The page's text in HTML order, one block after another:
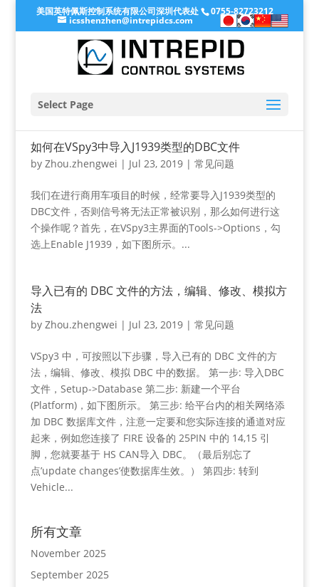
美国英特佩斯控制系统有限公司深圳代表处 0755-82723212
icsshenzhen@intrepidcs.com
Select Page
如何在VSpy3中导入J1939类型的DBC文件
by Zhou.zhengwei | Jul 23, 2019| 常见问题
我们在进行商用车项目的时候，经常要导入J1939类型的
DBC文件，否则信号将无法正常被识别，那么如何进行这
个操作呢？首先，在VSpy3主界面的Tools->Options，勾
选上Enable J1939，如下图所示。...
导入已有的 DBC 文件的方法，编辑、修改、模拟方
法
by Zhou.zhengwei | Jul 23, 2019| 常见问题
VSpy3 中，可按照以下步骤，导入已有的 DBC 文件的方
法，编辑、修改、模拟 DBC 中的数据。 第一步: 导入DBC
文件，Setup->Database 第二步: 新建一个平台
(Platform)，如下图所示。 第三步: 给平台内的相关网络添
加 DBC 数据库文件，注意一定要和您实际连接的通道对应
起来，例如您连接了 FIRE 设备的 25PIN 中的 14,15 引
脚，您就要基于 HS CAN导入 DBC。（最后别忘了
点’update changes’使数据库生效。） 第四步: 转到
Vehicle...
所有文章
November 2025
September 2025